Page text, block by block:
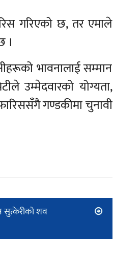
गरिएको छ, तर एमाले
।
भावनालाई सम्मान
उम्मेदवारको योग्यता,
गण्डकीमा चुनावी
सुत्केरीको शव